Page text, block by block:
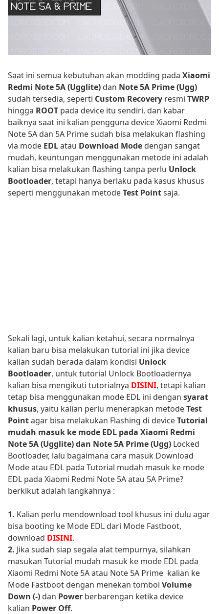
Saat ini semua kebutuhan akan modding pada Xiaomi
Redmi Note 5A (Ugglite) dan Note 5A Prime (Ugg)
sudah tersedia, seperti Custom Recovery resmi TWRP
hingga ROOT pada device itu sendiri, dan kabar
baiknya saat ini kalian pengguna device Xiaomi Redmi
Note 5A dan 5A Prime sudah bisa melakukan flashing
via mode EDLatau Download Mode dengan sangat
mudah, keuntungan menggunakan metode ini adalah
kalian bisa melakukan flashing tanpa perlu Unlock
Bootloader, tetapi hanya berlaku pada kasus khusus
seperti menggunakan metodeTest Pointsaja.
Sekali lagi, untuk kalian ketahui, secara normalnya
kalian baru bisa melakukan tutorial ini jika device
kalian sudah berada dalam kondisi Unlock
Bootloader, untuk tutorial Unlock Bootloadernya
kalian bisa mengikuti tutorialnya DISINI, tetapi kalian
tetap bisa menggunakan mode EDL ini dengan syarat
khusus, yaitu kalian perlu menerapkan metodeTest
Pointagar bisa melakukan Flashing di deviceTutorial
mudah masuk ke mode EDL pada Xiaomi Redmi
Note 5A (Ugglite) dan Note 5A Prime (Ugg) Locked
Bootloader, lalu bagaimana cara masuk Download
Mode atau EDL pada Tutorial mudah masuk ke mode
EDL pada Xiaomi Redmi Note 5A atau 5A Prime?
berkikut adalah langkahnya :
1. Kalian perlu mendownload tool khusus ini dulu agar
bisa booting ke Mode EDL dari Mode Fastboot,
download DISINI.
2. Jika sudah siap segala alat tempurnya, silahkan
masukan Tutorial mudah masuk ke mode EDL pada
Xiaomi Redmi Note 5A atau Note 5A Prime kalian ke
Mode Fastboot dengan menekan tombol Volume
Down (-) dan Power berbarengan ketika device
kalian Power Off.